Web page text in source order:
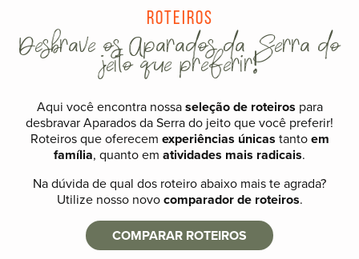
Roteiros
Desbrave os Aparados da Serra do
jeito que preferir!
Aqui você encontra nossaseleção de roteiros para
desbravar Aparados da Serra do jeito que você preferir!
Roteiros que oferecem experiências únicas tantoem
família, quanto em atividades mais radicais.
Na dúvida de qual dos roteiro abaixo mais te agrada?
Utilize nosso novocomparador de roteiros.
COMPARAR ROTEIROS